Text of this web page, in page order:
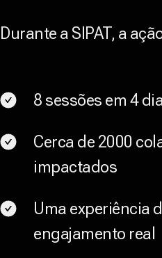
Durante a SIPAT, a
8 sessões em 4
Cerca de 2000
impactados
Uma experiência
engajamento real